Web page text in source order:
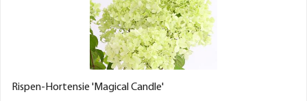
Rispen-Hortensie 'Magical Candle'